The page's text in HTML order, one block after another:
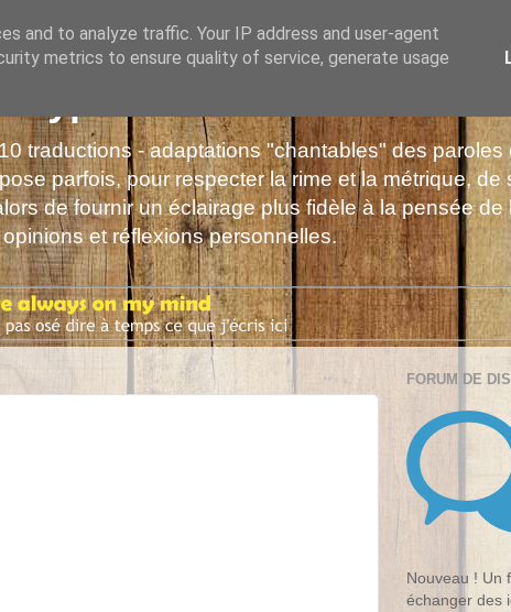
traductions - adaptations "chantables" des
parfois, pour respecter la rime et la métrique, de
de fournir un éclairage plus fidèle à la pensée de
et réflexions personnelles.
FORUM DE
Nouveau ! Un
échanger des
and to analyze traffic. Your IP address and user-agent
metrics to ensure quality of service, generate usage